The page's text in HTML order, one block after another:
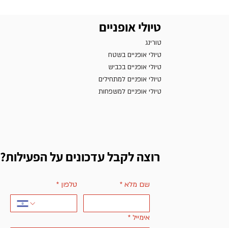
טיולי אופניים
טורינג
טיולי אופניים בשטח
טיולי אופניים בכביש
טיולי אופניים למתחילים
טיולי אופניים למשפחות
רוצה לקבל עדכונים על הפעילות?
שם מלא * טלפון *
אימייל *